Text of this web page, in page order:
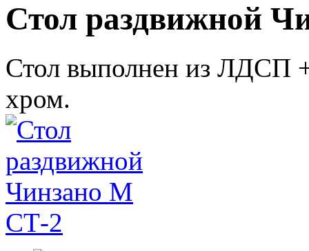
Стол раздвижной
Стол выполнен из ЛДСП
хром.